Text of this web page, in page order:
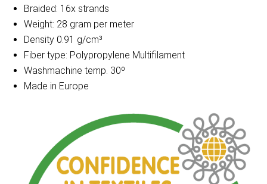
Braided: 16x strands
Weight: 28 gram per meter
Density 0.91 g/cm³
Fiber type: Polypropylene Multifilament
Washmachine temp. 30º
Made in Europe